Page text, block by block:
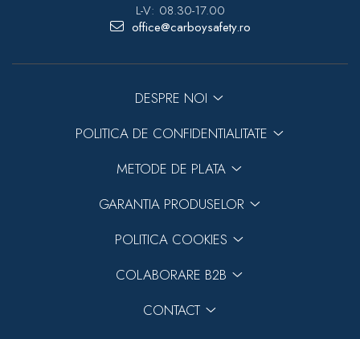
L-V: 08.30-17.00
office@carboysafety.ro
DESPRE NOI
POLITICA DE CONFIDENTIALITATE
METODE DE PLATA
GARANTIA PRODUSELOR
POLITICA COOKIES
COLABORARE B2B
CONTACT